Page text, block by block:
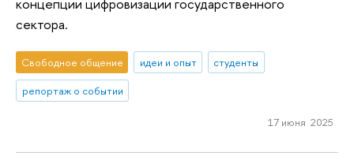
сектора.
Свободное общение идеи и опыт
студенты
репортаж о событии
17 июня 2025